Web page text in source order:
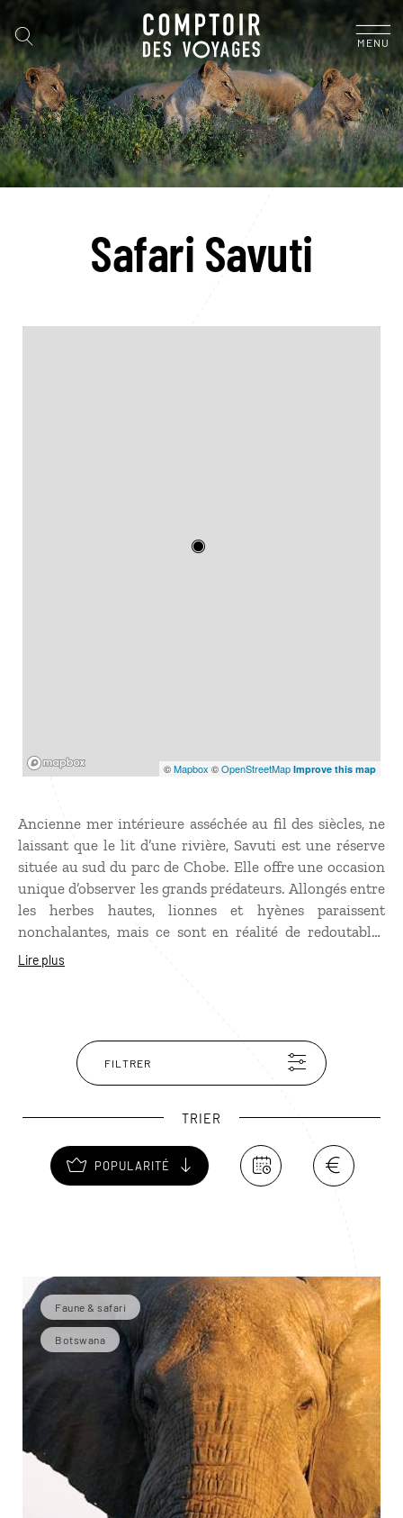
MENU
Safari Savuti
©Mapbox ©OpenStreetMap Improve this map
Ancienne mer intérieure asséchée au fil des siècles, ne
laissant que le lit d’une rivière, Savuti est une réserve
située au sud du parc de Chobe. Elle offre une occasion
unique d’observer les grands prédateurs. Allongés entre
les herbes hautes, lionnes et hyènes paraissent
nonchalantes, mais ce sont en réalité de redoutables
guerrières, qui se disputent sans relâche la suprématie
Lire plus
FILTRER
TRIER
POPULARITÉ
Faune & safari
Botswana